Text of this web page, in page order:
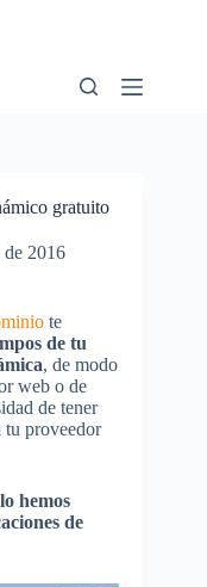
gratuito
de 2016
te
de tu
, de modo
web o de
de tener
tu proveedor
lo hemos
de